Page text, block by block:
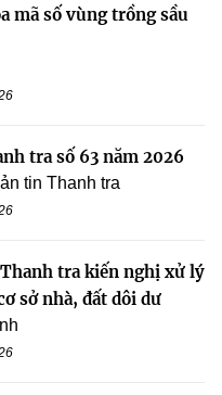
mã số vùng trồng sầu
tra số 63 năm 2026
tin Thanh tra
tra kiến nghị xử lý
sở nhà, đất dôi dư